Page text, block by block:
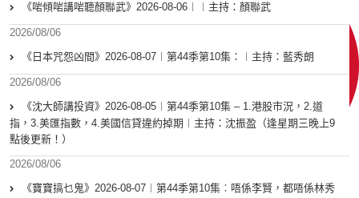
《啱傾啱講啱聽顏聯武》2026-08-06︱︱主持：顏聯武
2026/08/06
《日本咒怨凶間》2026-08-07︱第44季第10集：︱主持：藍秀朗
2026/08/06
《沈大師講投資》2026-08-05︱第44季第10集 – 1.港股市況，2.道
指，3.美匯指數，4.美國信貸違約掉期︱主持：沈振盈（逢星期三晚上9
點後更新！）
2026/08/06
《寶寶搞乜鬼》2026-08-07︱第44季第10集︰唔係李賢，都唔係林秀